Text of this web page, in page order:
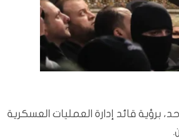
برؤية قائد إدارة العمليات العسكرية